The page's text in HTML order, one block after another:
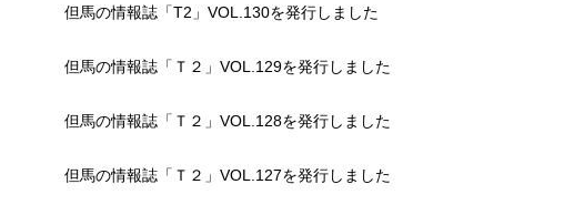
但馬の情報誌「T2」VOL.130を発行しました
但馬の情報誌「Ｔ２」VOL.129を発行しました
但馬の情報誌「Ｔ２」VOL.128を発行しました
但馬の情報誌「Ｔ２」VOL.127を発行しました